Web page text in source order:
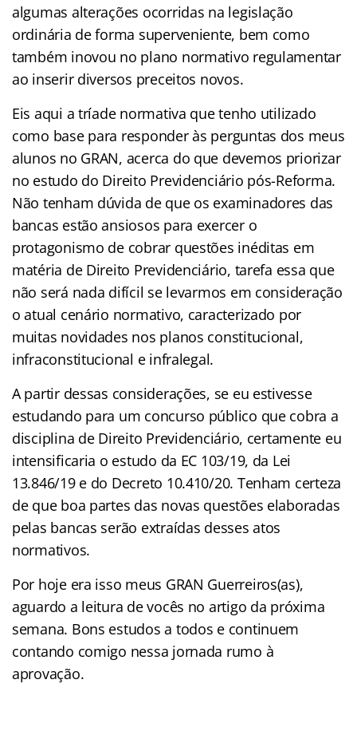
algumas alterações ocorridas na legislação
ordinária de forma superveniente, bem como
também inovou no plano normativo regulamentar
ao inserir diversos preceitos novos.
Eis aqui a tríade normativa que tenho utilizado
como base para responder às perguntas dos meus
alunos no GRAN, acerca do que devemos priorizar
no estudo do Direito Previdenciário pós-Reforma.
Não tenham dúvida de que os examinadores das
bancas estão ansiosos para exercer o
protagonismo de cobrar questões inéditas em
matéria de Direito Previdenciário, tarefa essa que
não será nada difícil se levarmos em consideração
o atual cenário normativo, caracterizado por
muitas novidades nos planos constitucional,
infraconstitucional e infralegal.
A partir dessas considerações, se eu estivesse
estudando para um concurso público que cobra a
disciplina de Direito Previdenciário, certamente eu
intensificaria o estudo da EC 103/19, da Lei
13.846/19 e do Decreto 10.410/20. Tenham certeza
de que boa partes das novas questões elaboradas
pelas bancas serão extraídas desses atos
normativos.
Por hoje era isso meus GRAN Guerreiros(as),
aguardo a leitura de vocês no artigo da próxima
semana. Bons estudos a todos e continuem
contando comigo nessa jornada rumo à
aprovação.